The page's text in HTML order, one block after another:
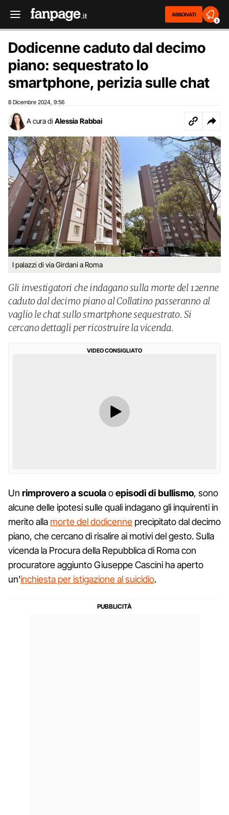
ABBONATI
2
Dodicenne caduto dal decimo
piano: sequestrato lo
smartphone, perizia sulle chat
8 Dicembre 2024 9:56
A cura di Alessia Rabbai
I palazzi di via Girdani a Roma
Gli investigatori che indagano sulla morte del 12enne
caduto dal decimo piano al Collatino passeranno al
vaglio le chat sullo smartphone sequestrato. Si
cercano dettagli per ricostruire la vicenda.
VIDEO CONSIGLIATO
Un rimprovero a scuolaoepisodi di bullismo, sono
alcune delle ipotesi sulle quali indagano gli inquirenti in
merito alla morte del dodicenne precipitato dal decimo
piano, che cercano di risalire ai motivi del gesto. Sulla
vicenda la Procura della Repubblica di Roma con
procuratore aggiunto Giuseppe Cascini ha aperto
un'inchiesta per istigazione al suicidio.